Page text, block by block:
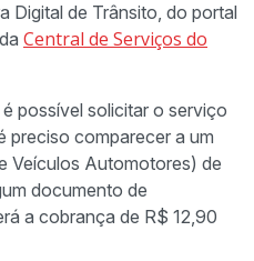
Digital de Trânsito, do portal
Central de Serviços do
possível solicitar o serviço
preciso comparecer a um
Veículos Automotores) de
documento de
a cobrança de R$ 12,90